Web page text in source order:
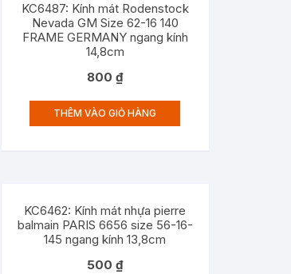
KC6487: Kính mát Rodenstock
Nevada GM Size 62-16 140
FRAME GERMANY ngang kính
14,8cm
800₫
THÊM VÀO GIỎ HÀNG
KC6462: Kính mát nhựa pierre
balmain PARIS 6656 size 56-16-
145 ngang kính 13,8cm
500₫